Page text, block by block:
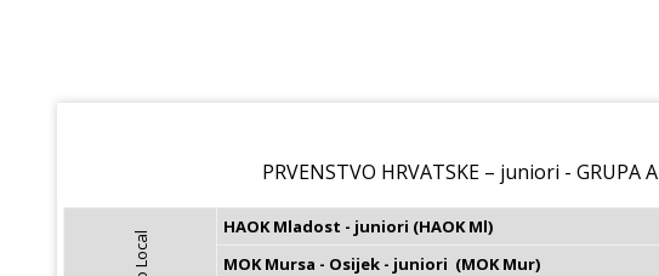
PRVENSTVO HRVATSKE – juniori - GRUPA A
HAOK Mladost - juniori (HAOK Ml)
MOK Mursa - Osijek - juniori  (MOK Mur)